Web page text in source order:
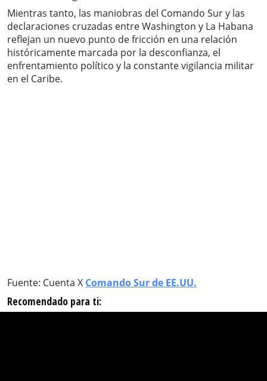
Mientras tanto, las maniobras del Comando Sur y las
declaraciones cruzadas entre Washington y La Habana
reflejan un nuevo punto de fricción en una relación
históricamente marcada por la desconfianza, el
enfrentamiento político y la constante vigilancia militar
en el Caribe.
Fuente: Cuenta X Comando Sur de EE.UU.
Recomendado para ti: